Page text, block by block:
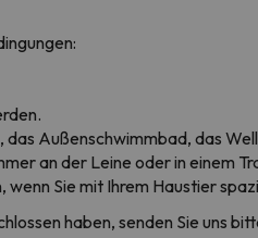
Außenschwimmbad, das
an der Leine oder in einem
Sie mit Ihrem Haustier
haben, senden Sie uns